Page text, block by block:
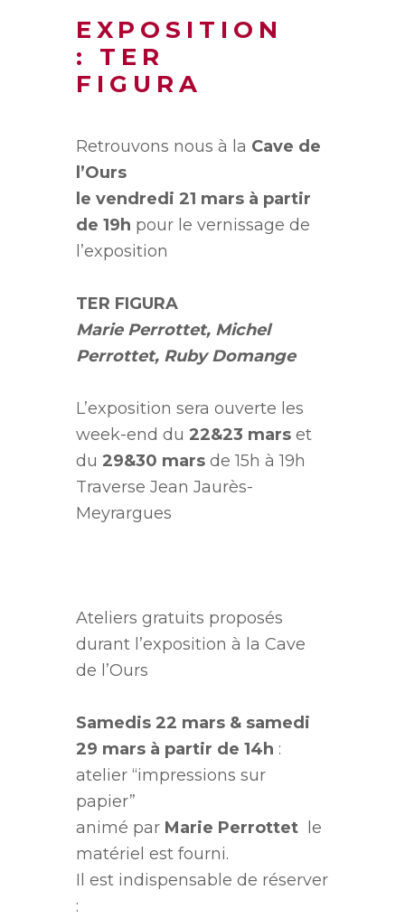
EXPOSITION
: TER
FIGURA
Retrouvons nous à la Cave de
l’Ours
le vendredi 21 mars à partir
de 19h pour le vernissage de
l’exposition
TER FIGURA
Marie Perrottet, Michel
Perrottet, Ruby Domange
L’exposition sera ouverte les
week-end du 22&23 mars et
du 29&30 mars de 15h à 19h
Traverse Jean Jaurès-
Meyrargues
Ateliers gratuits proposés
durant l’exposition à la Cave
de l’Ours
Samedis 22 mars & samedi
29 mars à partir de 14h :
atelier “impressions sur
papier”
animé par Marie Perrottet
le
matériel est fourni.
Il est indispensable de réserver
: